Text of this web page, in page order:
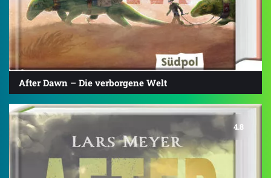
After Dawn – Die verborgene Welt
4.8